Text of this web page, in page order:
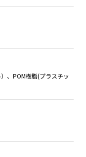
、POM樹脂(プラスチッ